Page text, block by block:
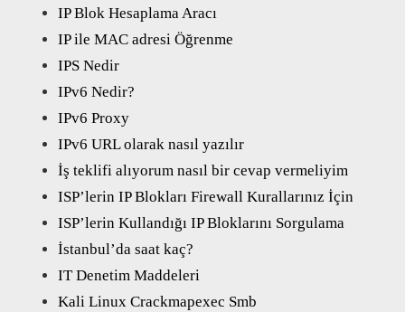
IP Blok Hesaplama Aracı
IP ile MAC adresi Öğrenme
IPS Nedir
IPv6 Nedir?
IPv6 Proxy
IPv6 URL olarak nasıl yazılır
İş teklifi alıyorum nasıl bir cevap vermeliyim
ISP’lerin IP Blokları Firewall Kurallarınız İçin
ISP’lerin Kullandığı IP Bloklarını Sorgulama
İstanbul’da saat kaç?
IT Denetim Maddeleri
Kali Linux Crackmapexec Smb